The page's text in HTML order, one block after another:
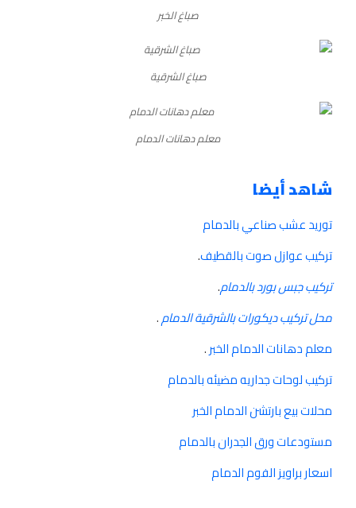
صباغ الخبر
صباغ الشرقية
معلم دهانات الدمام
شاهد أيضا
توريد عشب صناعي بالدمام
تركيب عوازل صوت بالقطيف.
تركيب جبس بورد بالدمام.
محل تركيب ديكورات بالشرقية الدمام.
معلم دهانات الدمام الخبر.
تركيب لوحات جداريه مضيئه بالدمام
محلات بيع بارتشن الدمام الخبر
مستودعات ورق الجدران بالدمام
اسعار براويز الفوم الدمام